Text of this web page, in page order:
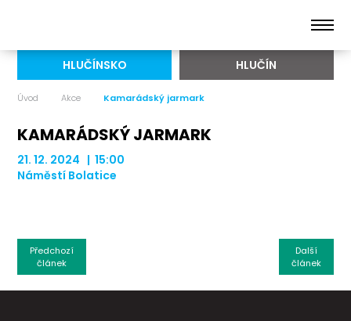
HLUČÍNSKO HLUČÍN
Úvod Akce Kamarádský jarmark
KAMARÁDSKÝ JARMARK
21. 12. 2024 | 15:00
Náměstí Bolatice
Další
článek
Předchozí
článek